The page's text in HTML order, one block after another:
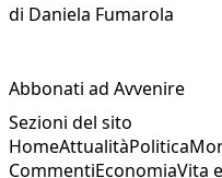
di Daniela Fumarola
Abbonati ad Avvenire
Sezioni del sito
HomeAttualitàPolitica
CommentiEconomiaVita e